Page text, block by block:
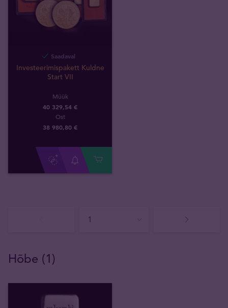
Saadaval
Investeerimispakett Kuldne
Start VII
Müük
40 329,54 €
Ost
38 980,80 €
Hõbe (1)